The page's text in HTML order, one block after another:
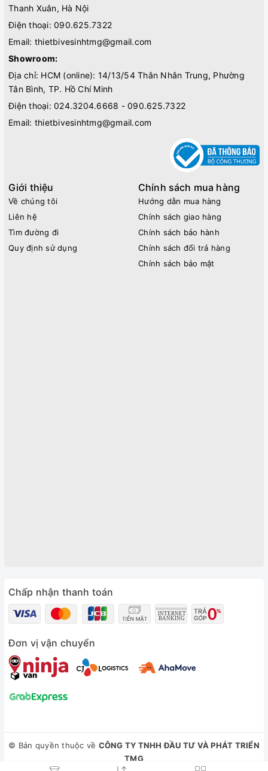
Thanh Xuân, Hà Nội
Điện thoại: 090.625.7322
Email: thietbivesinhtmg@gmail.com
Showroom:
Địa chỉ: HCM (online): 14/13/54 Thân Nhân Trung, Phường
Tân Bình, TP. Hồ Chí Minh
Điện thoại: 024.3204.6668 - 090.625.7322
Email: thietbivesinhtmg@gmail.com
Giới thiệu
Về chúng tôi
Liên hệ
Tìm đường đi
Quy định sử dụng
Chính sách mua hàng
Hướng dẫn mua hàng
Chính sách giao hàng
Chính sách bảo hành
Chính sách đổi trả hàng
Chính sách bảo mật
Chấp nhận thanh toán
Đơn vị vận chuyển
© Bản quyền thuộc về CÔNG TY TNHH ĐẦU TƯ VÀ PHÁT TRIỂN
TMG